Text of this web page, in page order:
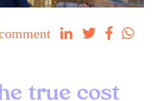
   
true cost